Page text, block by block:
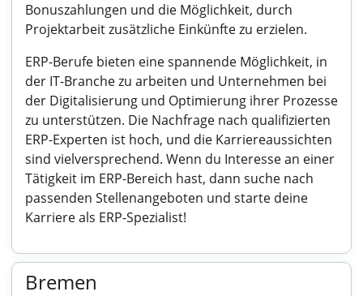
Bonuszahlungen und die Möglichkeit, durch
Projektarbeit zusätzliche Einkünfte zu erzielen.
ERP-Berufe bieten eine spannende Möglichkeit, in
der IT-Branche zu arbeiten und Unternehmen bei
der Digitalisierung und Optimierung ihrer Prozesse
zu unterstützen. Die Nachfrage nach qualifizierten
ERP-Experten ist hoch, und die Karriereaussichten
sind vielversprechend. Wenn du Interesse an einer
Tätigkeit im ERP-Bereich hast, dann suche nach
passenden Stellenangeboten und starte deine
Karriere als ERP-Spezialist!
Bremen